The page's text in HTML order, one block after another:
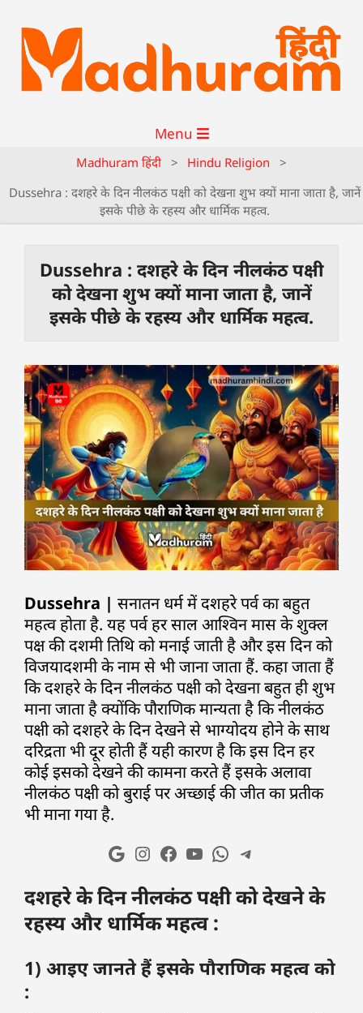
Menu
Madhuram हिंदी > Hindu Religion
>
Dussehra : दशहरे के दिन नीलकंठ पक्षी को देखना शुभ क्यों माना जाता है, जानें
इसके पीछे के रहस्य और धार्मिक महत्व.
Dussehra : दशहरे के दिन नीलकंठ पक्षी
को देखना शुभ क्यों माना जाता है, जानें
इसके पीछे के रहस्य और धार्मिक महत्व.
Dussehra | सनातन धर्म में दशहरे पर्व का बहुत
महत्व होता है. यह पर्व हर साल आश्विन मास के शुक्ल
पक्ष की दशमी तिथि को मनाई जाती है और इस दिन को
विजयादशमी के नाम से भी जाना जाता हैं. कहा जाता हैं
कि दशहरे के दिन नीलकंठ पक्षी को देखना बहुत ही शुभ
माना जाता है क्योंकि पौराणिक मान्यता है कि नीलकंठ
पक्षी को दशहरे के दिन देखने से भाग्योदय होने के साथ
दरिद्रता भी दूर होती हैं यही कारण है कि इस दिन हर
कोई इसको देखने की कामना करते हैं इसके अलावा
नीलकंठ पक्षी को बुराई पर अच्छाई की जीत का प्रतीक
भी माना गया है.
दशहरे के दिन नीलकंठ पक्षी को देखने के
रहस्य और धार्मिक महत्व :
1) आइए जानते हैं इसके पौराणिक महत्व को
: